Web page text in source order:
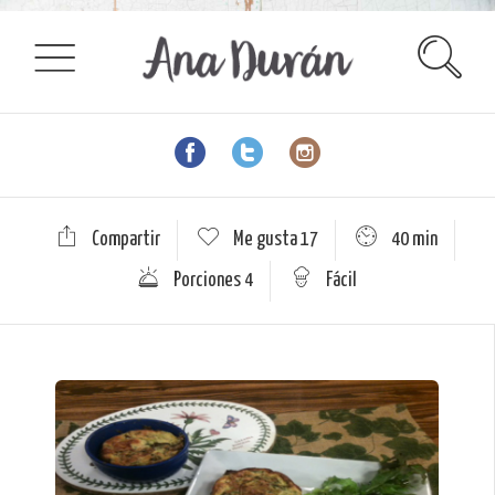
Compartir Me gusta17 40 min
Porciones 4 Fácil